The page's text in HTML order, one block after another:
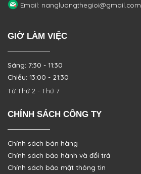
Email: nangluongthegioi@gmail.com
GIỜ LÀM VIỆC
Sáng: 7:30 - 11:30
Chiều: 13:00 - 21:30
Từ Thứ 2 - Thứ 7
CHÍNH SÁCH CÔNG TY
Chính sách bán hàng
Chính sách bảo hành và đổi trả
Chính sách bảo mật thông tin